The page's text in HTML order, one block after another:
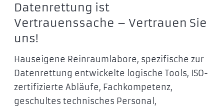
Datenrettung ist
Vertrauenssache – Vertrauen Sie
uns!
Hauseigene Reinraumlabore, spezifische zur
Datenrettung entwickelte logische Tools, ISO-
zertifizierte Abläufe, Fachkompetenz,
geschultes technisches Personal,